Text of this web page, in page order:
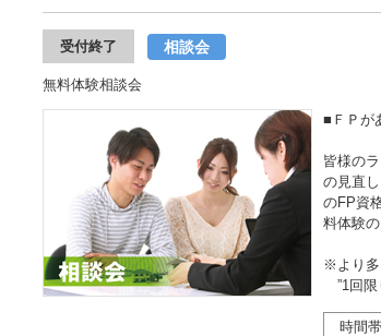
受付終了 相談会
無料体験相談会
■ＦＰが
皆様の
の見直
のFP資
料体験
※より多
”1回限
時間帯